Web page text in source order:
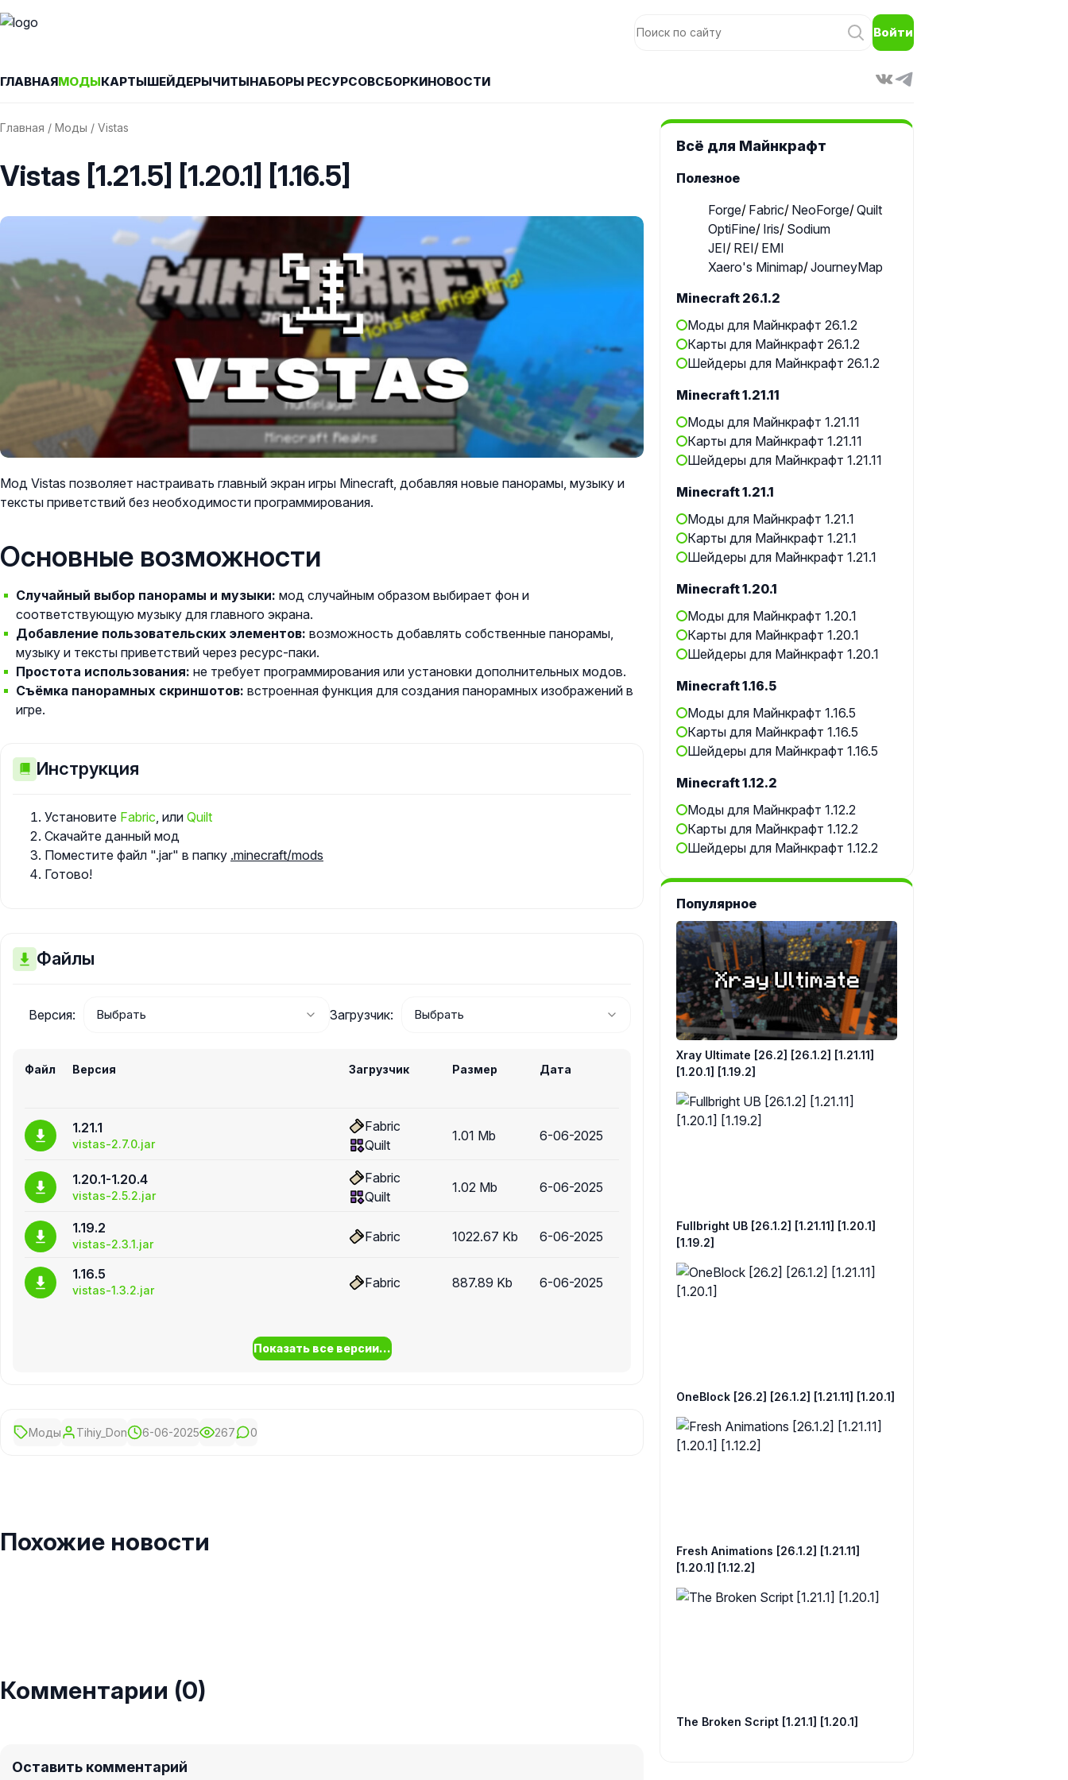
Войти
ГЛАВНАЯМОДЫКАРТЫШЕЙДЕРЫЧИТЫНАБОРЫ РЕСУРСОВСБОРКИНОВОСТИ
Главная / Моды / Vistas
Vistas [1.21.5] [1.20.1] [1.16.5]
Мод Vistas позволяет настраивать главный экран игры Minecraft, добавляя новые панорамы, музыку и
тексты приветствий без необходимости программирования.
Основные возможности
Случайный выбор панорамы и музыки: мод случайным образом выбирает фон и
соответствующую музыку для главного экрана.
Добавление пользовательских элементов: возможность добавлять собственные панорамы,
музыку и тексты приветствий через ресурс-паки.
Простота использования: не требует программирования или установки дополнительных модов.
Съёмка панорамных скриншотов: встроенная функция для создания панорамных изображений в
игре.
Инструкция
Установите Fabric, или Quilt
Скачайте данный мод
Поместите файл ".jar" в папку .minecraft/mods
Готово!
Файлы
Версия: Загрузчик:
Файл Версия Загрузчик Размер Дата
1.21.1
vistas-2.7.0.jar
Fabric
Quilt
1.01 Mb 6-06-2025
1.20.1-1.20.4
vistas-2.5.2.jar
Fabric
Quilt
1.02 Mb 6-06-2025
1.19.2
vistas-2.3.1.jar Fabric 1022.67 Kb 6-06-2025
1.16.5
vistas-1.3.2.jar Fabric 887.89 Kb 6-06-2025
Показать все версии...
Моды Tihiy_Don 6-06-2025 267 0
Похожие новости
Комментарии (0)
Оставить комментарий
Всё для Майнкрафт
Полезное
Forge Fabric NeoForge Quilt
OptiFine Iris Sodium
JEI REI EMI
Xaero's Minimap JourneyMap
Minecraft 26.1.2
Моды для Майнкрафт 26.1.2
Карты для Майнкрафт 26.1.2
Шейдеры для Майнкрафт 26.1.2
Minecraft 1.21.11
Моды для Майнкрафт 1.21.11
Карты для Майнкрафт 1.21.11
Шейдеры для Майнкрафт 1.21.11
Minecraft 1.21.1
Моды для Майнкрафт 1.21.1
Карты для Майнкрафт 1.21.1
Шейдеры для Майнкрафт 1.21.1
Minecraft 1.20.1
Моды для Майнкрафт 1.20.1
Карты для Майнкрафт 1.20.1
Шейдеры для Майнкрафт 1.20.1
Minecraft 1.16.5
Моды для Майнкрафт 1.16.5
Карты для Майнкрафт 1.16.5
Шейдеры для Майнкрафт 1.16.5
Minecraft 1.12.2
Моды для Майнкрафт 1.12.2
Карты для Майнкрафт 1.12.2
Шейдеры для Майнкрафт 1.12.2
Популярное
Xray Ultimate [26.2] [26.1.2] [1.21.11]
[1.20.1] [1.19.2]
Fullbright UB [26.1.2] [1.21.11] [1.20.1]
[1.19.2]
OneBlock [26.2] [26.1.2] [1.21.11] [1.20.1]
Fresh Animations [26.1.2] [1.21.11]
[1.20.1] [1.12.2]
The Broken Script [1.21.1] [1.20.1]